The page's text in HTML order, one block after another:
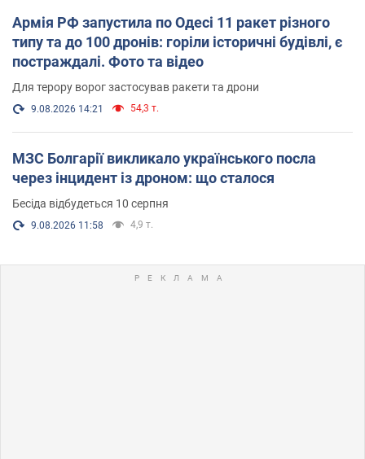
Армія РФ запустила по Одесі 11 ракет різного
типу та до 100 дронів: горіли історичні будівлі, є
постраждалі. Фото та відео
Для терору ворог застосував ракети та дрони
9.08.2026 14:21 54,3 т.
МЗС Болгарії викликало українського посла
через інцидент із дроном: що сталося
Бесіда відбудеться 10 серпня
9.08.2026 11:58 4,9 т.